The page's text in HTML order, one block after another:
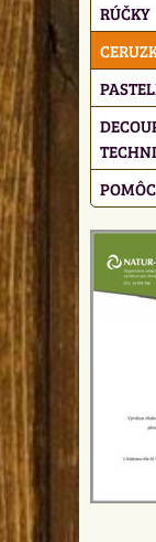
RÚČKY